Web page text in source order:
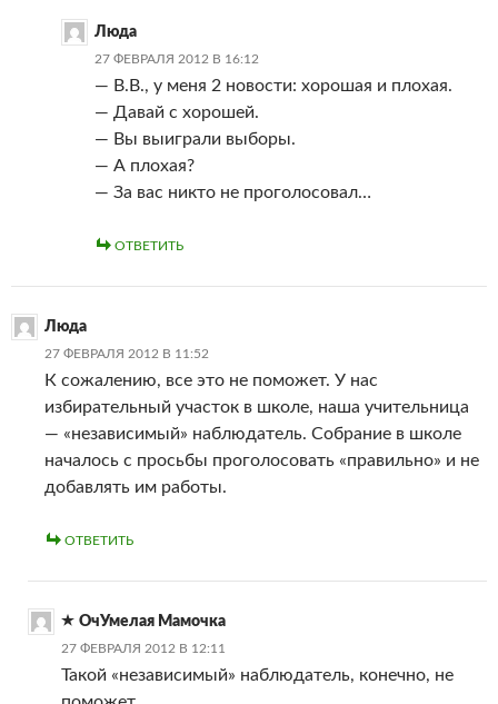
Люда
27 ФЕВРАЛЯ 2012 В 16:12
— В.В., у меня 2 новости: хорошая и плохая.
— Давай с хорошей.
— Вы выиграли выборы.
— А плохая?
— За вас никто не проголосовал…
ОТВЕТИТЬ
Люда
27 ФЕВРАЛЯ 2012 В 11:52
К сожалению, все это не поможет. У нас
избирательный участок в школе, наша учительница
— «независимый» наблюдатель. Собрание в школе
началось с просьбы проголосовать «правильно» и не
добавлять им работы.
ОТВЕТИТЬ
ОчУмелая Мамочка
27 ФЕВРАЛЯ 2012 В 12:11
Такой «независимый» наблюдатель, конечно, не